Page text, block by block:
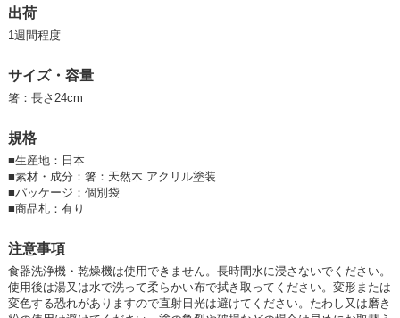
出荷
1週間程度
サイズ・容量
箸：長さ24cm
規格
■生産地：日本
■素材・成分：箸：天然木 アクリル塗装
■パッケージ：個別袋
■商品札：有り
注意事項
食器洗浄機・乾燥機は使用できません。長時間水に浸さないでください。
使用後は湯又は水で洗って柔らかい布で拭き取ってください。変形または
変色する恐れがありますので直射日光は避けてください。たわし又は磨き